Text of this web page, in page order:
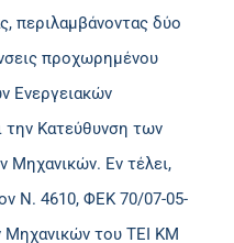
περιλαμβάνοντας δύο
προχωρημένου
Ενεργειακών
Κατεύθυνση των
Εν τέλει,
Ν. 4610, ΦΕΚ 70/07-05-
του ΤΕΙ ΚΜ